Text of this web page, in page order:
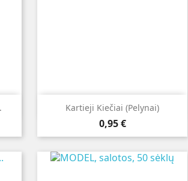
Kartieji Kiečiai (pelynai)
Kaina
0,95 €
 Greita peržiūra